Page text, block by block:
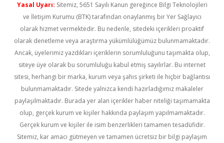
Yasal Uyarı: Sitemiz, 5651 Sayılı Kanun gereğince Bilgi Teknolojileri
ve İletişim Kurumu (BTK) tarafından onaylanmış bir Yer Sağlayıcı
olarak hizmet vermektedir. Bu nedenle, sitedeki içerikleri proaktif
olarak denetleme veya araştırma yükümlülüğümüz bulunmamaktadır.
Ancak, üyelerimiz yazdıkları içeriklerin sorumluluğunu taşımakta olup,
siteye üye olarak bu sorumluluğu kabul etmiş sayılırlar. Bu internet
sitesi, herhangi bir marka, kurum veya şahıs şirketi ile hiçbir bağlantısı
bulunmamaktadır. Sitede yalnızca kendi hazırladığımız makaleler
paylaşılmaktadır. Burada yer alan içerikler haber niteliği taşımamakta
olup, gerçek kurum ve kişiler hakkında paylaşım yapılmamaktadır.
Gerçek kurum ve kişiler ile isim benzerlikleri tamamen tesadüfidir.
Sitemiz, kar amacı gütmeyen ve tamamen ücretsiz bir bilgi paylaşım